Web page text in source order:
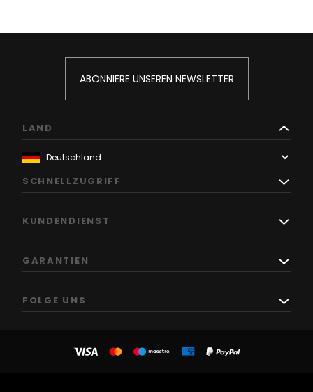
ABONNIERE UNSEREN NEWSLETTER
LAND
SCHNELLZUGRIFF
KUNDENDIENST
GARANTIEN
FOLGE UNS